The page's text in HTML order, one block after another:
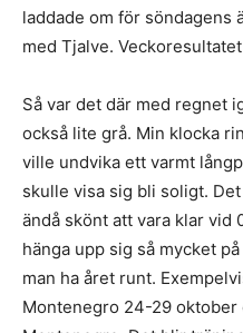
laddade om för söndagens
med Tjalve.
Så var det där med regnet
också lite grå. Min klocka
ville undvika ett varmt
skulle visa sig bli soligt.
ändå skönt att vara klar vid
hänga upp sig så mycket
man ha året runt.
Montenegro 24-29 oktober